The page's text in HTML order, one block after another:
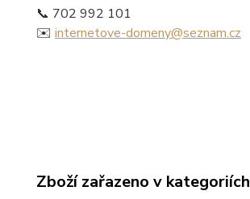
📞 702 992 101
✉️ internetove-domeny@seznam.cz
Zboží zařazeno v kategoriích